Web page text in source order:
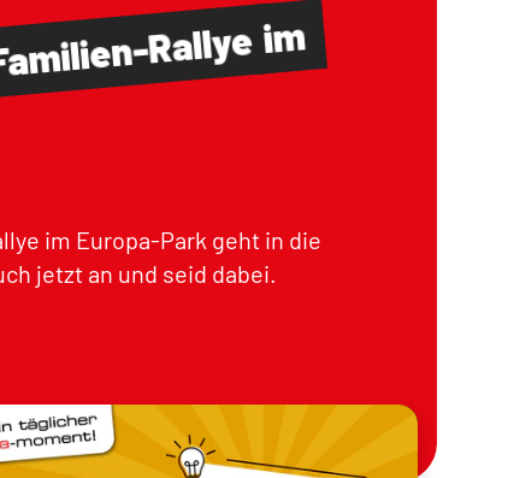
Rallyeim
im Europa-Park geht in die
jetzt an und seid dabei.